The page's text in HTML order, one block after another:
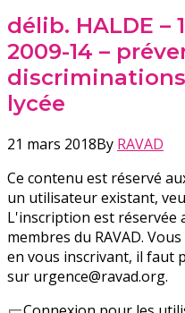
délib. HALDE –
2009-14 –
lycée
21 mars 2018By RAVAD
Ce contenu est réservé
un utilisateur existant,
L'inscription est réservée
membres du RAVAD.
en vous inscrivant, il faut
sur urgence@ravad.org.